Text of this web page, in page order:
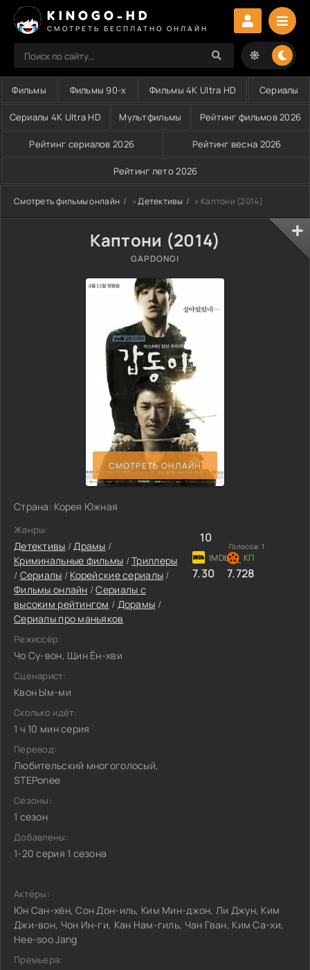
KINOGO-HD
СМОТРЕТЬ БЕСПЛАТНО ОНЛАЙН
Фильмы Фильмы 90-х Фильмы 4K Ultra HD Сериалы
Сериалы 4K Ultra HD Мультфильмы Рейтинг фильмов 2026
Рейтинг сериалов 2026 Рейтинг весна 2026
Рейтинг лето 2026
Смотреть фильмы онлайн »Детективы » Каптони (2014)
Каптони (2014)
GAPDONGI
СМОТРЕТЬ ОНЛАЙН
Страна: Корея Южная
Жанры:
Детективы /Драмы /
Криминальные фильмы /Триллеры
/ Сериалы / Корейские сериалы /
Фильмы онлайн /Сериалы с
высоким рейтингом / Дорамы /
Сериалы про маньяков
Режиссёр:
Чо Су-вон, Щин Ён-хви
Сценарист:
Квон Ым-ми
Сколько идёт:
1 ч 10 мин серия
Перевод:
Любительский многоголосый,
STEPonee
Сезоны:
1 сезон
Добавлены:
1-20 серия 1 сезона
10
Голосов: 1
7.30 7.728
Актёры:
Юн Сан-хён, Сон Дон-иль, Ким Мин-джон, Ли Джун, Ким
Джи-вон, Чон Ин-ги, Кан Нам-гиль, Чан Гван, Ким Са-хи,
Hee-soo Jang
Премьера: